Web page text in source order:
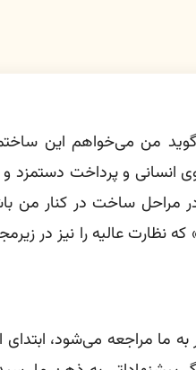
من می‌خواهم این
انسانی و پرداخت دستمزد
مراحل ساخت در کنار من
نظارت عالیه را نیز در
مراجعه می‌شود، ابتدای